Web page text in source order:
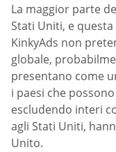
La maggior parte
Stati Uniti, e
KinkyAds non
globale,
presentano come
i paesi che
escludendo interi
agli Stati Uniti,
Unito.